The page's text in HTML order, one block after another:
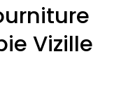
Vizille